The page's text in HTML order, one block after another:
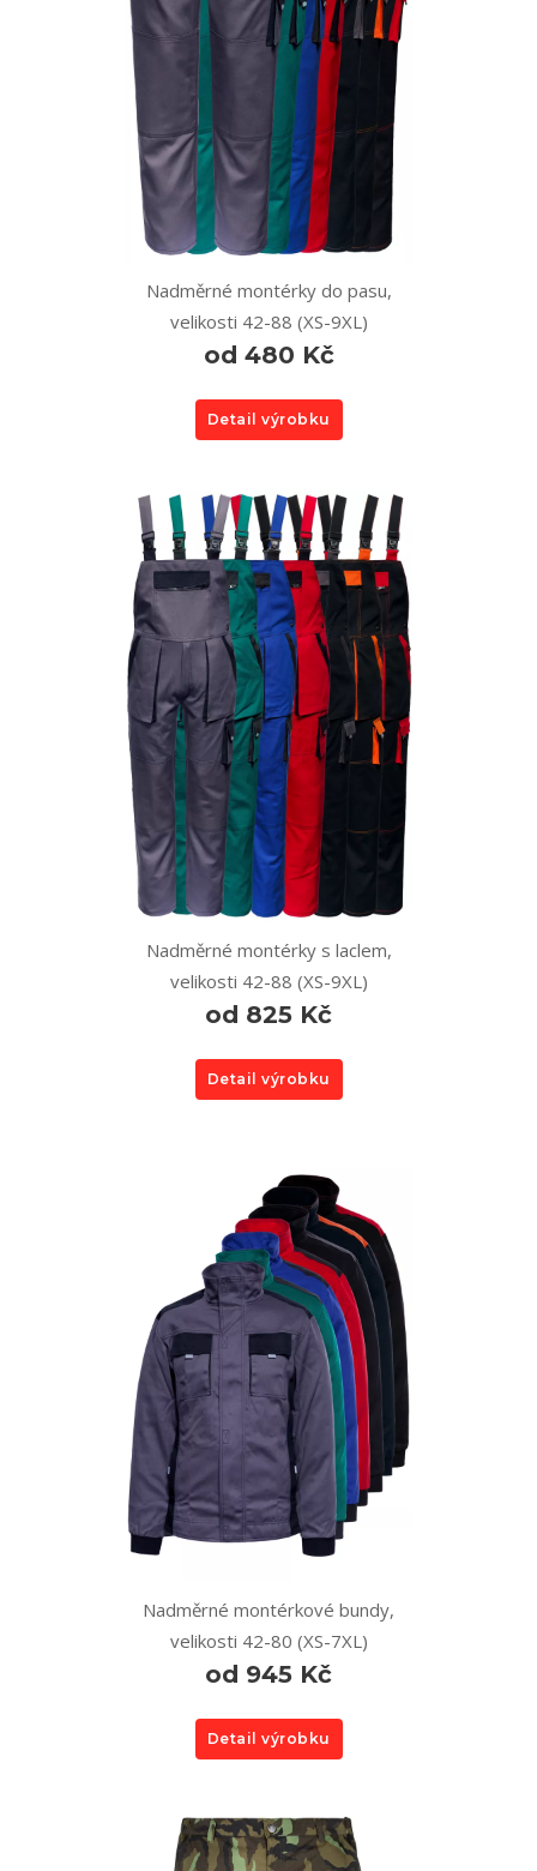
Nadměrné montérky do pasu,
velikosti 42-88 (XS-9XL)
od 480 Kč
Detail výrobku
Nadměrné montérky s laclem,
velikosti 42-88 (XS-9XL)
od 825 Kč
Detail výrobku
Nadměrné montérkové bundy,
velikosti 42-80 (XS-7XL)
od 945 Kč
Detail výrobku